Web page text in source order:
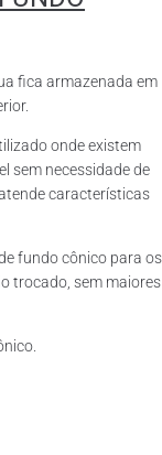
fica armazenada em
onde existem
sem necessidade de
características
fundo cônico para os
trocado, sem maiores